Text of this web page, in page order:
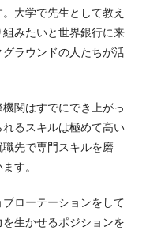
大学で先生として教え
みたいと世界銀行に来
ラウンドの人たちが活
関はすでにでき上がっ
るスキルは極めて高い
先で専門スキルを磨
す。
ローテーションをして
生かせるポジションを